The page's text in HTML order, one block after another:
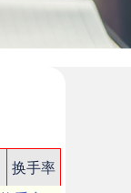
换手率